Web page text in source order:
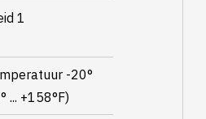
1
-20°
... +158°F)